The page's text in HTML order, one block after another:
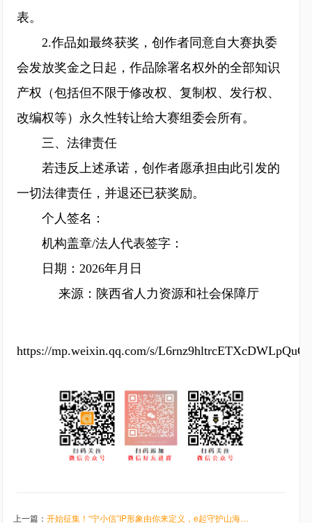
表。
2.作品如最终获奖，创作者同意自大赛执委
会发放奖金之日起，作品除署名权外的全部知识
产权（包括但不限于修改权、复制权、发行权、
改编权等）永久性转让给大赛组委会所有。
三、法律责任
若违反上述承诺，创作者愿承担由此引发的
一切法律责任，并退还已获奖励。
个人签名：
机构盖章/法人代表签字：
日期：2026年月日
来源：陕西省人力资源和社会保障厅
https://mp.weixin.qq.com/s/L6rnz9hltrcETXcDWLpQuQ
上一篇：
开始征集！“宁小信”IP形象由你来定义，e起守护山海宁德